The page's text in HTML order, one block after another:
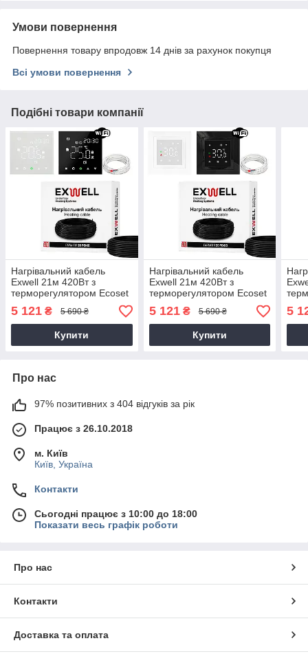
Умови повернення
Повернення товару впродовж 14 днів за рахунок покупця
Всі умови повернення
Подібні товари компанії
Нагрівальний кабель
Exwell 21м 420Вт з
терморегулятором Ecoset
PWT 003 Wi-Fi для теплої
підлоги під плитку, в
стяжку, під ламінат
5 121 ₴ 5 690 ₴
Купити
Нагрівальний кабель
Exwell 21м 420Вт з
терморегулятором Ecoset
PWT 005 Wi-Fi для теплої
підлоги під плитку, в
стяжку, під ламінат
5 121₴ 5 690 ₴
Купити
5
Про нас
97% позитивних з 404 відгуків за рік
Працює з 26.10.2018
м. Київ
Київ, Україна
Контакти
Сьогодні працює з 10:00 до 18:00
Показати весь графік роботи
Про нас
Контакти
Доставка та оплата